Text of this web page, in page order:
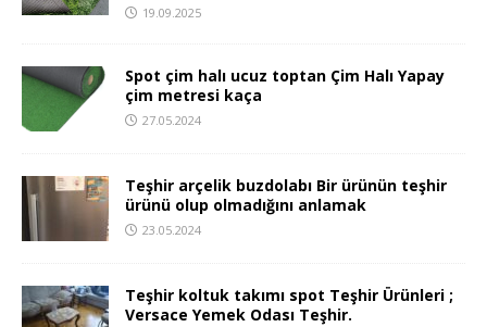
19.09.2025
Spot çim halı ucuz toptan Çim Halı Yapay
çim metresi kaça
27.05.2024
Teşhir arçelik buzdolabı Bir ürünün teşhir
ürünü olup olmadığını anlamak
23.05.2024
Teşhir koltuk takımı spot Teşhir Ürünleri ;
Versace Yemek Odası Teşhir.